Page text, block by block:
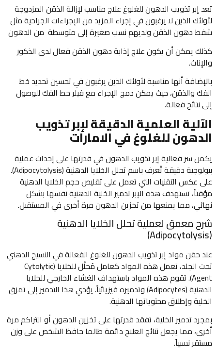
تعد إبر تذويب الدهون للغلوغ علاج مناسب لإزالة الذقن المزدوجة
لأولئك الذين لا يرغبون في إجراء المزيد من الإجراءات الجراحية مثل
شفط دهون الذقن ولديهم نسب صغيرة إلى متوسطة من الدهون
كذلك يمكن أن يكون علاج إذابة دهون الذقن فعال لدى الذكور
والإناث.
بالإضافة أنها مناسبة لأولئك الذين يرغبون في تحسين تحديد خط
الفك والذقن، حيث يمكن دمج الإجراء مع فيلر خط الفك للوصول
إلى نتائج فعالة.
الآلية العلمية الدقيقة لإبر تذويب
الدهون للغلوغ في الامارات
يكمن سر فعالية إبر تذويب الدهون في قدرتها على إحداث عملية
بيولوجية دقيقة تُعرف باسم تحلل الخلايا الدهنية (Adipocytolysis).
على عكس التقنيات التي تعمل على تقليص حجم الخلايا الدهنية
مؤقتاً، تستهدف هذه الإبر تدمير الخلية الدهنية نفسها بشكل
نهائي، مما يمنعها من تخزين الدهون مرة أخرى في المستقبل.
شرح معمق لعملية تحلل الخلايا الدهنية
(Adipocytolysis)
عند حقن مواد إبر تذويب الدهون للغلوغ الفعالة في النسيج الدهني
تحت الجلد، تعمل هذه المواد كعامل مُحلِّل للخلايا (Cytolytic
Agent). تقوم هذه المواد باستهداف الغشاء الخارجي للخلايا
الدهنية (Adipocytes) وتدميره فيزيائياً. يؤدي هذا التدمير إلى تمزق
الخلية وإطلاق محتوياتها الدهنية.
بمجرد تدمير الخلية، تفقد قدرتها على تخزين الدهون أو التراكم مرة
أخرى، مما يجعل نتائج العلاج دائمة طالما حافظ الشخص على وزن
مستقر نسبياً.